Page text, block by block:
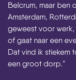
Belcrum, maar ben
Amsterdam,
geweest voor
of gaat naar een
Dat vind ik stiekem
een groot dorp.”